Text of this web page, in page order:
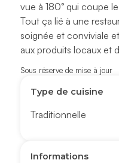
vue à 180° qui coupe
Tout ça lié à une
soignée et conviviale
aux produits locaux et
Sous réserve de mise à jour
Type de cuisine
Traditionnelle
Informations